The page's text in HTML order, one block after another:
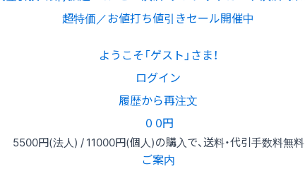
超特価／お値打ち値引きセール開催中
ようこそ「ゲスト」さま！
ログイン
履歴から再注文
0 0円
5500円(法人) /11000円(個人)の購入で、送料・代引手数料無料
ご案内